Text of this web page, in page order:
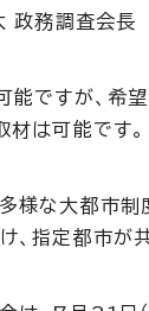
政務調査会長
能ですが、希
材は可能です。
様な大都市
、指定都市が